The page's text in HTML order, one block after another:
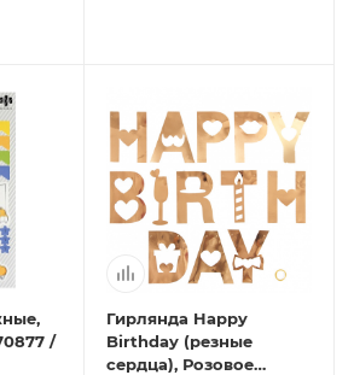
/
Гирлянда Happy
Birthday (резные
сердца), Розовое